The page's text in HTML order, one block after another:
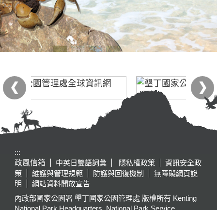
:::
政風信箱
中英日雙語詞彙 隱私權政策
資訊安全政
策
維護與管理規範 防護與回復機制
無障礙網頁說
明
網站資料開放宣告
內政部國家公園署 墾丁國家公園管理處 版權所有 Kenting
National Park Headquarters, National Park Service,